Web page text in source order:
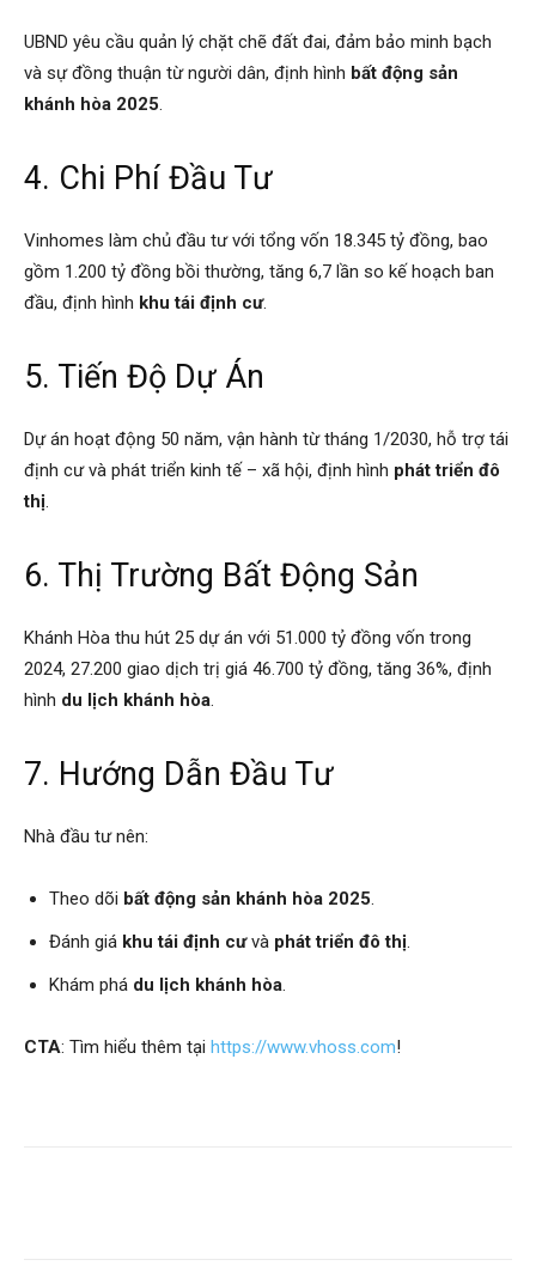
UBND yêu cầu quản lý chặt chẽ đất đai, đảm bảo minh bạch
và sự đồng thuận từ người dân, định hình bất động sản
khánh hòa 2025.
4. Chi Phí Đầu Tư
Vinhomes làm chủ đầu tư với tổng vốn 18.345 tỷ đồng, bao
gồm 1.200 tỷ đồng bồi thường, tăng 6,7 lần so kế hoạch ban
đầu, định hình khu tái định cư.
5. Tiến Độ Dự Án
Dự án hoạt động 50 năm, vận hành từ tháng 1/2030, hỗ trợ tái
định cư và phát triển kinh tế – xã hội, định hình phát triển đô
thị.
6. Thị Trường Bất Động Sản
Khánh Hòa thu hút 25 dự án với 51.000 tỷ đồng vốn trong
2024, 27.200 giao dịch trị giá 46.700 tỷ đồng, tăng 36%, định
hình du lịch khánh hòa.
7. Hướng Dẫn Đầu Tư
Nhà đầu tư nên:
Theo dõi bất động sản khánh hòa 2025.
Đánh giá khu tái định cưvà phát triển đô thị.
Khám phá du lịch khánh hòa.
CTA: Tìm hiểu thêm tại https://www.vhoss.com!